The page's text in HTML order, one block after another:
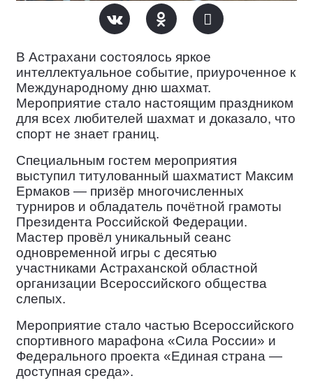
В Астрахани состоялось яркое
интеллектуальное событие, приуроченное к
Международному дню шахмат.
Мероприятие стало настоящим праздником
для всех любителей шахмат и доказало, что
спорт не знает границ.
Специальным гостем мероприятия
выступил титулованный шахматист Максим
Ермаков — призёр многочисленных
турниров и обладатель почётной грамоты
Президента Российской Федерации.
Мастер провёл уникальный сеанс
одновременной игры с десятью
участниками Астраханской областной
организации Всероссийского общества
слепых.
Мероприятие стало частью Всероссийского
спортивного марафона «Сила России» и
Федерального проекта «Единая страна —
доступная среда».